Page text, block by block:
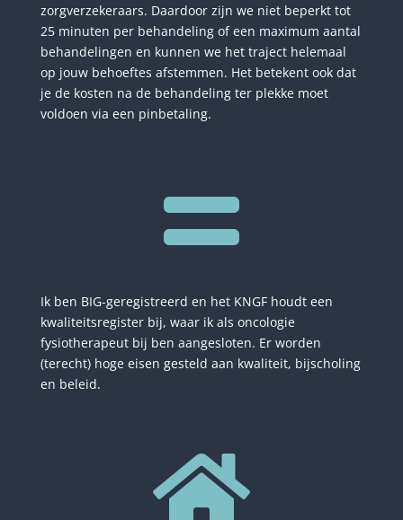
zorgverzekeraars. Daardoor zijn we niet beperkt tot
25 minuten per behandeling of een maximum aantal
behandelingen en kunnen we het traject helemaal
op jouw behoeftes afstemmen. Het betekent ook dat
je de kosten na de behandeling ter plekke moet
voldoen via een pinbetaling.

Ik ben BIG-geregistreerd en het KNGF houdt een
kwaliteitsregister bij, waar ik als oncologie
fysiotherapeut bij ben aangesloten. Er worden
(terecht) hoge eisen gesteld aan kwaliteit, bijscholing
en beleid.
